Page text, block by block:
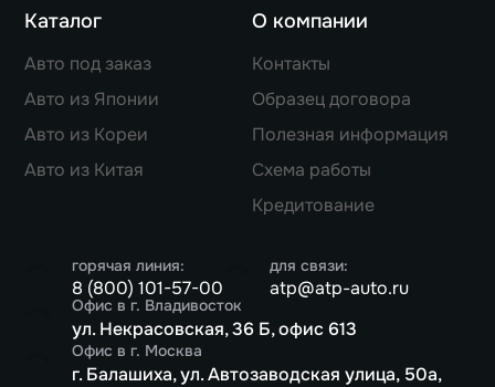
Каталог
Авто под заказ
Авто из Японии
Авто из Кореи
Авто из Китая
О компании
Контакты
Образец договора
Полезная информация
Схема работы
Кредитование
горячая линия:
8 (800) 101-57-00
для связи:
atp@atp-auto.ru
Офис в г. Владивосток
ул. Некрасовская, 36 Б, офис 613
Офис в г. Москва
г. Балашиха, ул. Автозаводская улица, 50а,